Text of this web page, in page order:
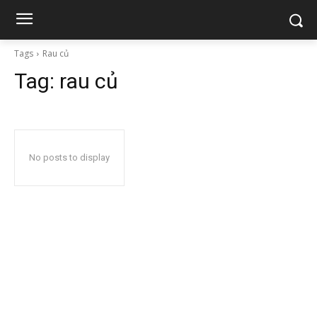
Tags Rau củ
Tag: rau củ
No posts to display